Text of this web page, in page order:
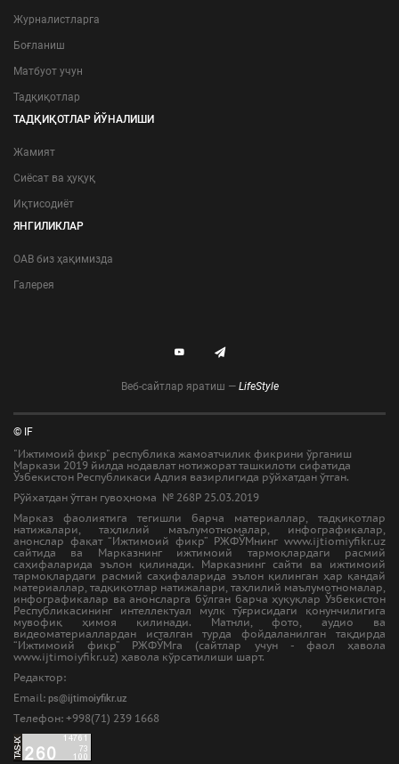
Журналистларга
Боғланиш
Матбуот учун
Тадқиқотлар
ТАДҚИҚОТЛАР ЙЎНАЛИШИ
Жамият
Сиёсат ва ҳуқуқ
Иқтисодиёт
ЯНГИЛИКЛАР
ОАВ биз ҳақимизда
Галерея
Веб-сайтлар яратиш — LifeStyle
© IF
"Ижтимоий фикр" республика жамоатчилик фикрини ўрганиш
Маркази 2019 йилда нодавлат нотижорат ташкилоти сифатида
Ўзбекистон Республикаси Адлия вазирлигида рўйхатдан ўтган.
Рўйхатдан ўтган гувоҳнома № 268Р 25.03.2019
Марказ фаолиятига тегишли барча материаллар, тадқиқотлар
натижалари, таҳлилий маълумотномалар, инфографикалар,
анонслар фақат “Ижтимоий фикр” РЖФЎМнинг www.ijtiomiyfikr.uz
сайтида ва Марказнинг ижтимоий тармоқлардаги расмий
саҳифаларида эълон қилинади. Марказнинг сайти ва ижтимоий
тармоқлардаги расмий саҳифаларида эълон қилинган ҳар қандай
материаллар, тадқиқотлар натижалари, таҳлилий маълумотномалар,
инфографикалар ва анонсларга бўлган барча ҳуқуқлар Ўзбекистон
Республикасининг интеллектуал мулк тўғрисидаги қонунчилигига
мувофиқ ҳимоя қилинади. Матнли, фото, аудио ва
видеоматериаллардан исталган турда фойдаланилган тақдирда
“Ижтимоий фикр” РЖФЎМга (сайтлар учун - фаол ҳавола
www.ijtimoiyfikr.uz) ҳавола кўрсатилиши шарт.
Редактор:
Email: ps@ijtimoiyfikr.uz
Tелефон: +998(71) 239 1668